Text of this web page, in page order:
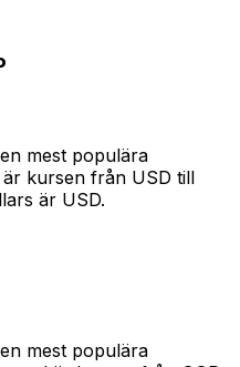
mest populära
kursen från USD till
är USD.
mest populära